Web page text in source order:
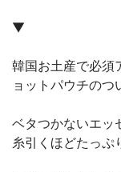
▼
韓国お土産で必須
ョットパウチの
ベタつかないエッ
糸引くほどたっぷ